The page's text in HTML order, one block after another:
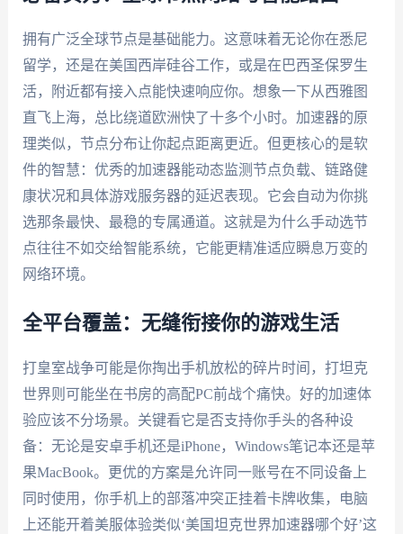
拥有广泛全球节点是基础能力。这意味着无论你在悉尼
留学，还是在美国西岸硅谷工作，或是在巴西圣保罗生
活，附近都有接入点能快速响应你。想象一下从西雅图
直飞上海，总比绕道欧洲快了十多个小时。加速器的原
理类似，节点分布让你起点距离更近。但更核心的是软
件的智慧：优秀的加速器能动态监测节点负载、链路健
康状况和具体游戏服务器的延迟表现。它会自动为你挑
选那条最快、最稳的专属通道。这就是为什么手动选节
点往往不如交给智能系统，它能更精准适应瞬息万变的
网络环境。
全平台覆盖：无缝衔接你的游戏生活
打皇室战争可能是你掏出手机放松的碎片时间，打坦克
世界则可能坐在书房的高配PC前战个痛快。好的加速体
验应该不分场景。关键看它是否支持你手头的各种设
备：无论是安卓手机还是iPhone，Windows笔记本还是苹
果MacBook。更优的方案是允许同一账号在不同设备上
同时使用，你手机上的部落冲突正挂着卡牌收集，电脑
上还能开着美服体验类似‘美国坦克世界加速器哪个好’这